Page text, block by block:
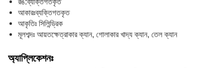
আকারঃব্যক্তিগতকৃত
আকৃতিঃ সিলিন্ড্রিক
মূলশব্দঃ আয়তক্ষেত্রাকার ক্যান, গোলাকার খাদ্য ক্যান, তেল ক্যান
অ্যাপ্লিকেশনঃ